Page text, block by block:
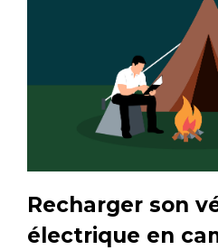
Recharger son
électrique en